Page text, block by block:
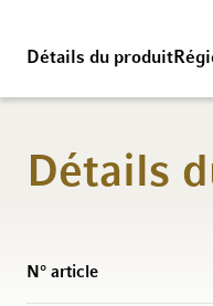
Détails du produit
Détails
N° article